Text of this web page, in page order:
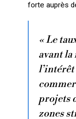
forte auprès
« Le
avant la
l’intérêt
projets
zones